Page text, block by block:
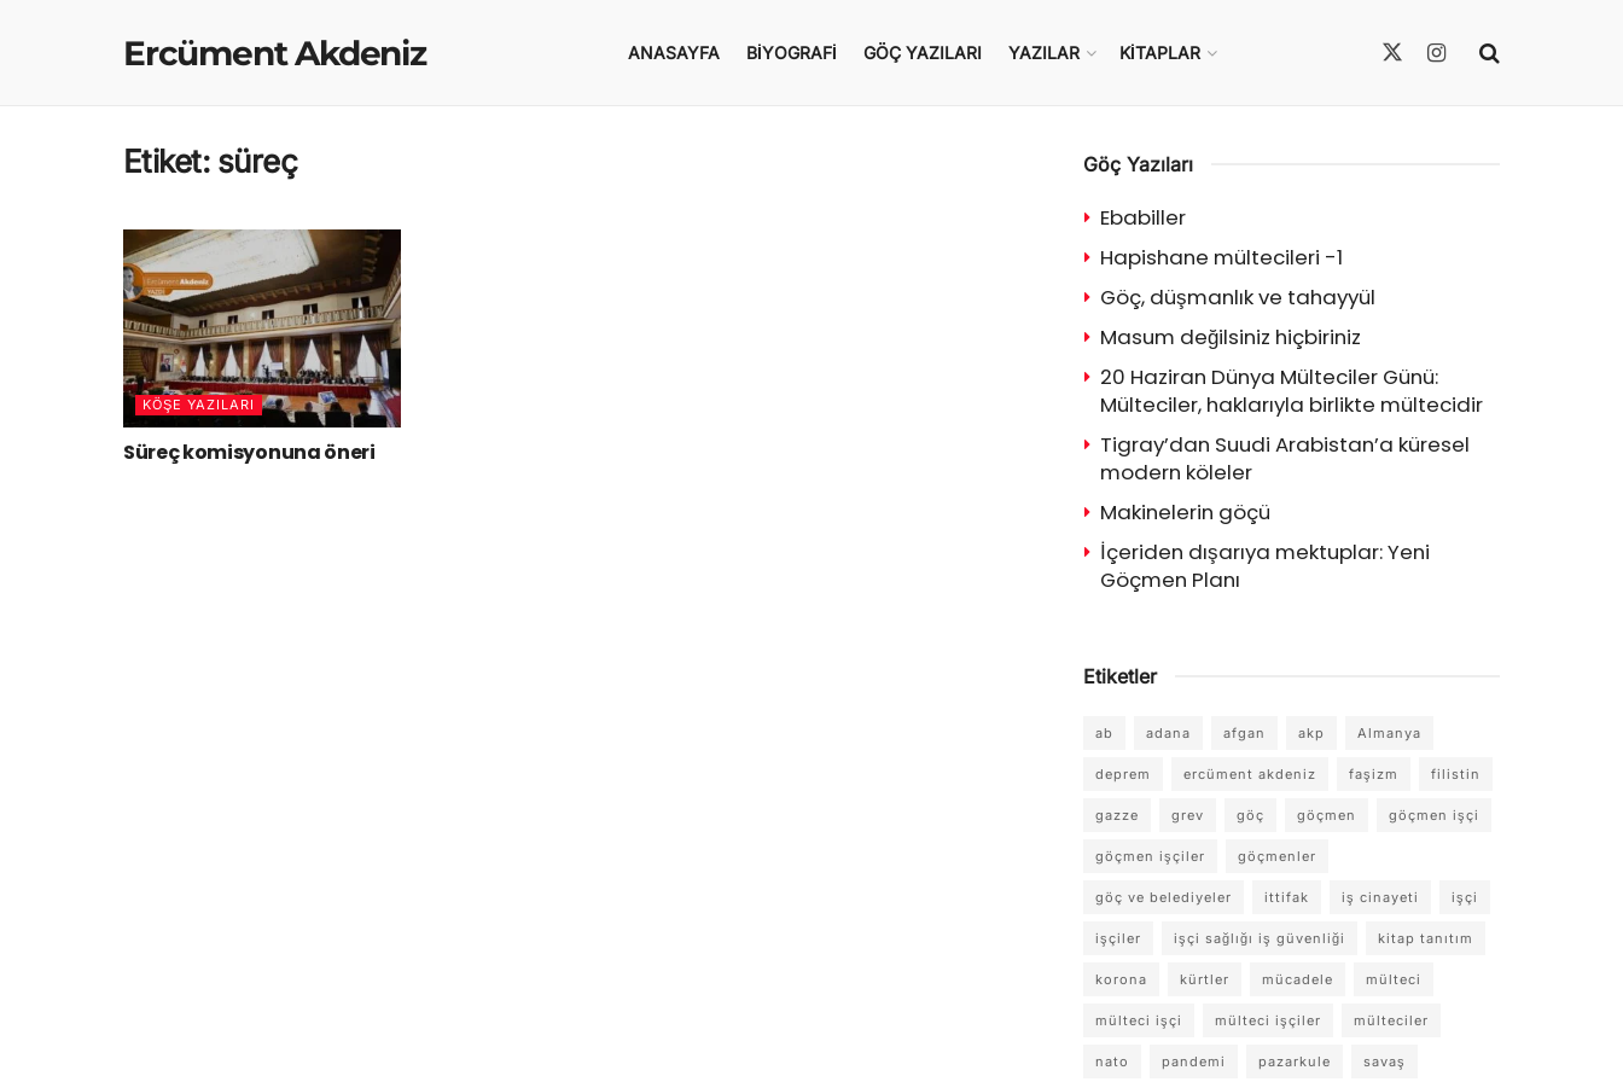
Ercüment Akdeniz ANASAYFA BIYOGRAFI GÖÇ YAZILARI YAZILAR KITAPLAR
Etiket: süreç
KÖŞE YAZILARI
Süreç komisyonuna öneri
Göç Yazıları
Ebabiller
Hapishane mültecileri -1
Göç, düşmanlık ve tahayyül
Masum değilsiniz hiçbiriniz
20 Haziran Dünya Mülteciler Günü:
Mülteciler, haklarıyla birlikte mültecidir
Tigray’dan Suudi Arabistan’a küresel
modern köleler
Makinelerin göçü
İçeriden dışarıya mektuplar: Yeni
Göçmen Planı
Etiketler
ab adana afgan akp Almanya
deprem ercüment akdeniz faşizm filistin
gazze grev göç göçmen göçmen işçi
göçmen işçiler göçmenler
göç ve belediyeler ittifak iş cinayeti işçi
işçiler işçi sağlığı iş güvenliği kitap tanıtım
korona kürtler mücadele mülteci
mülteci işçi mülteci işçiler mülteciler
nato pandemi pazarkule savaş